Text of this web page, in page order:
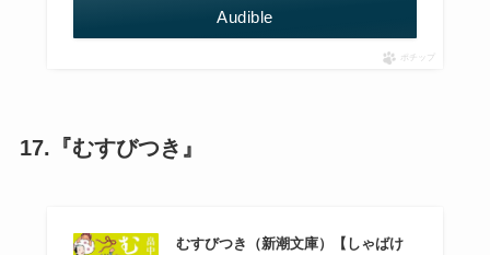
Audible
ポチップ
17.『むすびつき』
むすびつき（新潮文庫）【しゃばけ